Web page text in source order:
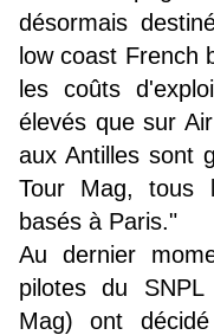
désormais
low coast French
les coûts
élevés que sur
aux Antilles sont
Tour Mag, tous
basés à Paris."
Au dernier
pilotes du
Mag) ont